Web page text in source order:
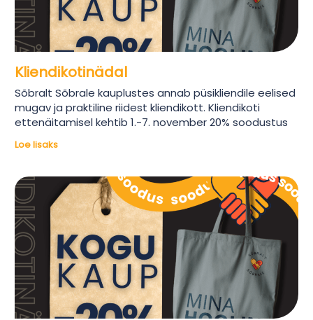
Kliendikotinädal
Sõbralt Sõbrale kauplustes annab püsikliendile eelised
mugav ja praktiline riidest kliendikott. Kliendikoti
ettenäitamisel kehtib 1.-7. november 20% soodustus
Loe lisaks